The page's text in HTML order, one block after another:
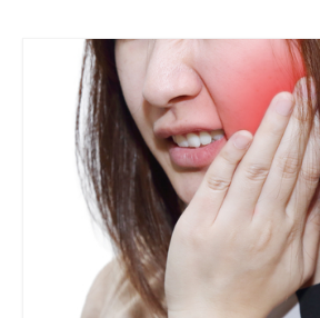
Smile infinity Tunisie
Blanchiment dents Tunisie
Gingivectomie Tunisie
Cabinet
Chirurgiens
Séjour